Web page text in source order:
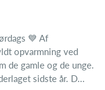
💙 Af
opvarmning ved
de gamle og de unge.
sidste år. D...